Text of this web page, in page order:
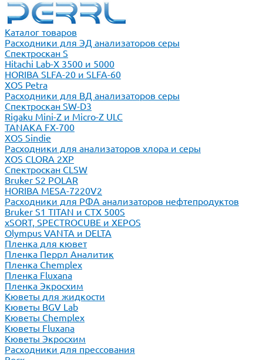
Каталог товаров
Расходники для ЭД анализаторов серы
Спектроскан S
Hitachi Lab-X 3500 и 5000
HORIBA SLFA-20 и SLFA-60
XOS Petra
Расходники для ВД анализаторов серы
Спектроскан SW-D3
Rigaku Mini-Z и Micro-Z ULC
TANAKA FX-700
XOS Sindie
Расходники для анализаторов хлора и серы
XOS CLORA 2XP
Спектроскан CLSW
Bruker S2 POLAR
HORIBA MESA-7220V2
Расходники для РФА анализаторов нефтепродуктов
Bruker S1 TITAN и CTX 500S
xSORT, SPECTROCUBE и XEPOS
Olympus VANTA и DELTA
Пленка для кювет
Пленка Перрл Аналитик
Пленка Chemplex
Пленка Fluxana
Пленка Экросхим
Кюветы для жидкости
Кюветы BGV Lab
Кюветы Chemplex
Кюветы Fluxana
Кюветы Экросхим
Расходники для прессования